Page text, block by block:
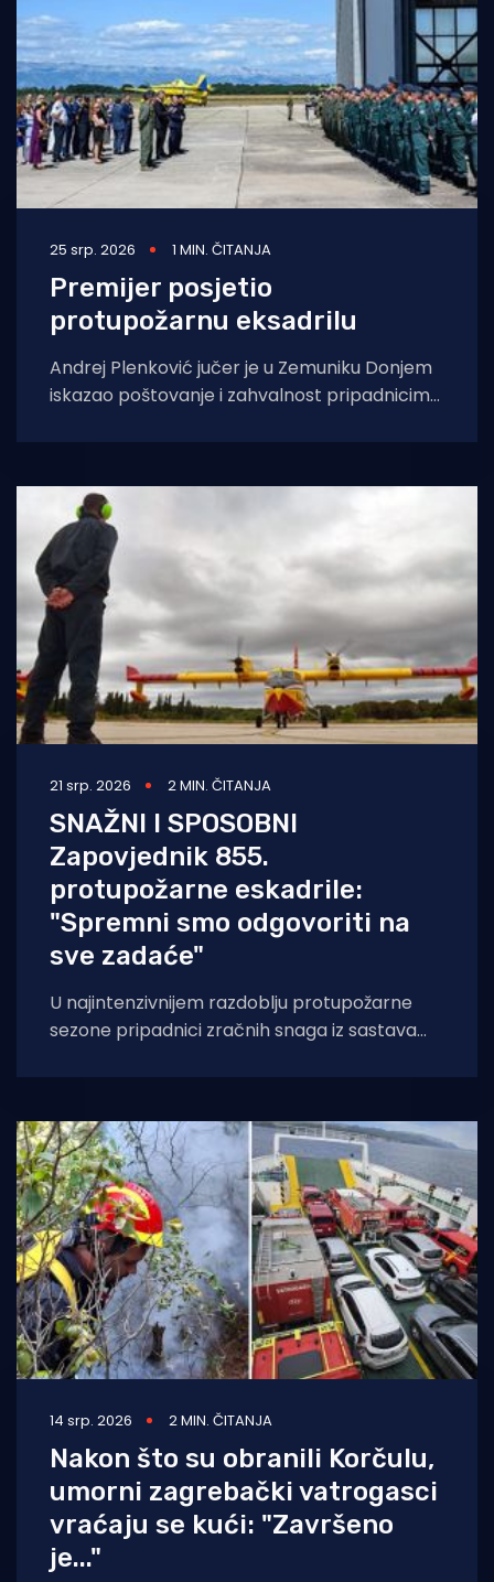
25 srp. 2026 1 MIN. ČITANJA
Premijer posjetio
protupožarnu eksadrilu
Andrej Plenković jučer je u Zemuniku Donjem
iskazao poštovanje i zahvalnost pripadnicima
ratnog zrakoplovstva, kazavši da
21 srp. 2026 2 MIN. ČITANJA
SNAŽNI I SPOSOBNI
Zapovjednik 855.
protupožarne eskadrile:
"Spremni smo odgovoriti na
sve zadaće"
U najintenzivnijem razdoblju protupožarne
sezone pripadnici zračnih snaga iz sastava
do sada su bili angažirani u
14 srp. 2026 2 MIN. ČITANJA
Nakon što su obranili Korčulu,
umorni zagrebački vatrogasci
vraćaju se kući: "Završeno
je..."